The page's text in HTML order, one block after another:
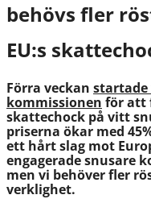
behövs fler
EU:s
Förra veckan startade
kommissionen för att
skattechock på vitt
priserna ökar med
ett hårt slag mot
engagerade snusare
men vi behöver fler
verklighet.